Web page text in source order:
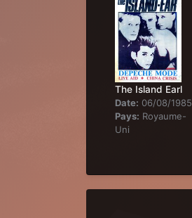
The Island Earl
Date: 06/08/1985
Pays: Royaume-
Uni